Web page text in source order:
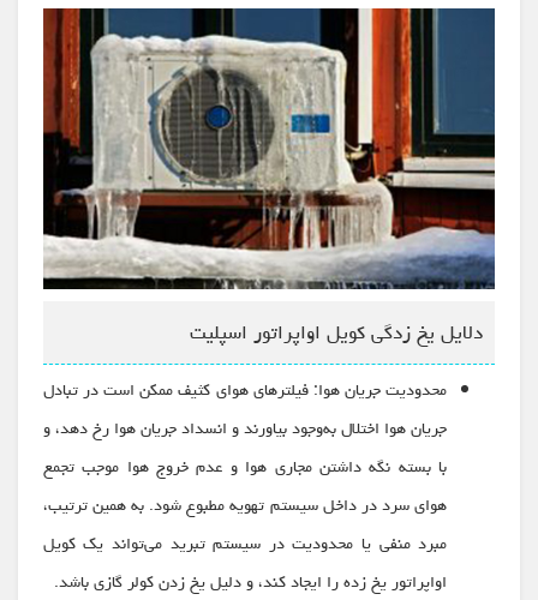
دلایل یخ زدگی کویل اواپراتور اسپلیت
محدودیت جریان هوا: فیلترهای هوای کثیف ممکن است در تبادل
جریان هوا اختلال به‌وجود بیاورند و انسداد جریان هوا رخ دهد، و
با بسته نگه داشتن مجاری هوا و عدم خروج هوا موجب تجمع
هوای سرد در داخل سیستم تهویه مطبوع شود. به همین ترتیب،
مبرد منفی یا محدودیت در سیستم تبرید می‌تواند یک کویل
اواپراتور یخ زده را ایجاد کند، و دلیل یخ زدن کولر گازی باشد.